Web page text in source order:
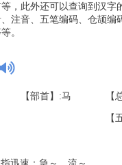
，此外还可以查询到汉字
注音、五笔编码、仓颉编
。
【部首】:马 【
【